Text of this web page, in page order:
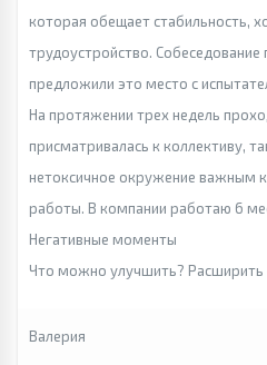
которая обещает стабильность,
трудоустройство.
предложили это место с
На протяжении трех недель
присматривалась к коллективу,
нетоксичное окружение важным
работы. В компании работаю 6
Негативные моменты
Что можно улучшить? Расширить
Валерия